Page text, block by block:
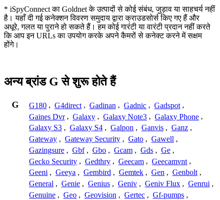
* iSpyConnect का Goldnet के उत्पादों से कोई संबंध, जुड़ाव या साहचर्य नहीं
है। यहाँ दी गई कनेक्शन विवरण समुदाय द्वारा क्राउडसोर्स किए गए हैं और
अधूरे, गलत या पुराने हो सकते हैं। हम कोई गारंटी या वारंटी प्रदान नहीं करते
कि आप इन URLs का उपयोग करके अपने कैमरों से कनेक्ट करने में सक्षम
होंगे।
अन्य ब्रांड G से शुरू होते हैं
G G180 , G4direct , Gadinan , Gadnic , Gadspot ,
Gaines Dvr , Galaxy , Galaxy Note3 , Galaxy Phone ,
Galaxy S3 , Galaxy S4 , Galpon , Ganvis , Ganz ,
Gateway , Gateway Security , Gato , Gawell ,
Gazingsure , Gbf , Gbo , Gcam , Gds , Ge ,
Gecko Security , Gedthry , Geecam , Geecamvnt ,
Geeni , Geeya , Gembird , Gemtek , Gen , Genbolt ,
General , Genie , Genius , Geniv , Geniv Flux , Genrui ,
Genuine , Geo , Geovision , Gertec , Gf-pumps ,